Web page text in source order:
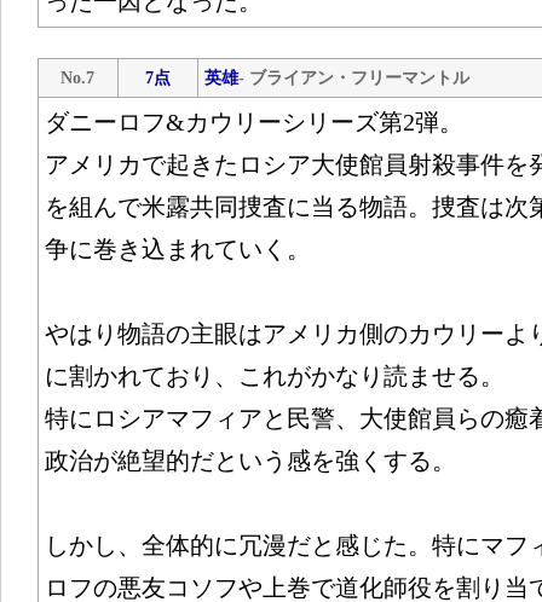
No.7 7点 英雄- ブライアン・フリーマントル
ダニーロフ&カウリーシリーズ第2弾。
アメリカで起きたロシア大使館員射殺事件を
を組んで米露共同捜査に当る物語。捜査は次
争に巻き込まれていく。
やはり物語の主眼はアメリカ側のカウリーよ
に割かれており、これがかなり読ませる。
特にロシアマフィアと民警、大使館員らの癒
政治が絶望的だという感を強くする。
しかし、全体的に冗漫だと感じた。特にマフ
ロフの悪友コソフや上巻で道化師役を割り当